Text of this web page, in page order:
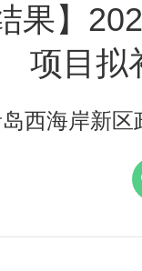
果】
项目拟
西海岸新区